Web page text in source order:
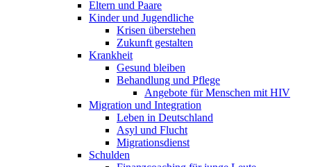
Eltern und Paare
Kinder und Jugendliche
Krisen überstehen
Zukunft gestalten
Krankheit
Gesund bleiben
Behandlung und Pflege
Angebote für Menschen mit HIV
Migration und Integration
Leben in Deutschland
Asyl und Flucht
Migrationsdienst
Schulden